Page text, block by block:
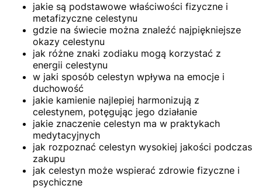
jakie są podstawowe właściwości fizyczne i
metafizyczne celestynu
gdzie na świecie można znaleźć najpiękniejsze
okazy celestynu
jak różne znaki zodiaku mogą korzystać z
energii celestynu
w jaki sposób celestyn wpływa na emocje i
duchowość
jakie kamienie najlepiej harmonizują z
celestynem, potęgując jego działanie
jakie znaczenie celestyn ma w praktykach
medytacyjnych
jak rozpoznać celestyn wysokiej jakości podczas
zakupu
jak celestyn może wspierać zdrowie fizyczne i
psychiczne